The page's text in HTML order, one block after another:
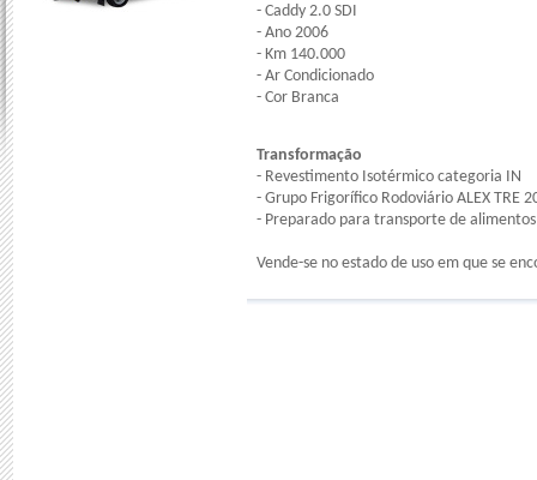
- Caddy 2.0 SDI
- Ano 2006
- Km 140.000
- Ar Condicionado
- Cor Branca
Transformação
- Revestimento Isotérmico categoria IN
- Grupo Frigorífico Rodoviário ALEX TRE
- Preparado para transporte de alimentos
Vende-se no estado de uso em que se